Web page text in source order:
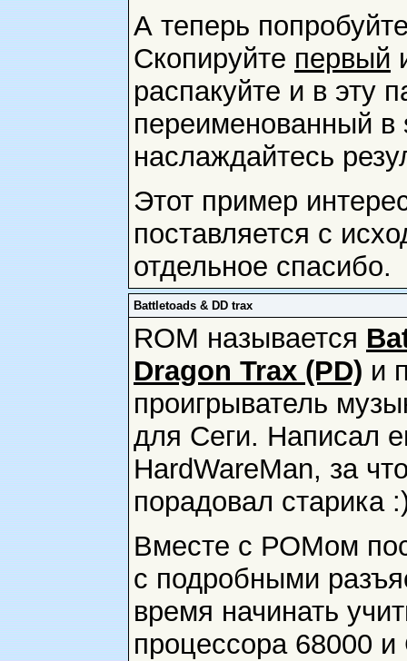
А теперь
Скопируйте первый
распакуйте и в эту
переименованный в
наслаждайтесь
Этот пример
поставляется с
отдельное спасибо.
Battletoads & DD trax
ROM называется
Dragon Trax (PD) и
проигрыватель
для Сеги. Написал
HardWareMan, за
порадовал старика
Вместе с РОМом
с подробными
время начинать
процессора 68000 и